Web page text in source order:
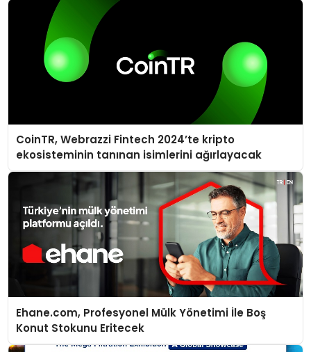
CoinTR, Webrazzi Fintech 2024’te kripto
ekosisteminin tanınan isimlerini ağırlayacak
Ehane.com, Profesyonel Mülk Yönetimi İle Boş
Konut Stokunu Eritecek